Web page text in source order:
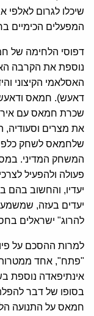
שיכלו לגרום לאלפי
המפעלים הכימיים
דפוסי הלחימה של
נוספת את הקרבה
דאעש). חמאס ודאעש
שכרת חמאס עם
את מצרים וסעודיה,
שלחמאס לשחק כלפי
המשחק המדיני.
פעולה ולהפעיל
יעדיו, והחשוב בהם
יעדים בעזה,
להרוג" ישראלים
למרות ההסכם על
"פתח", אחד
אינתיפאדה נוספת
בסופו של דבר
חמאס על התנועה